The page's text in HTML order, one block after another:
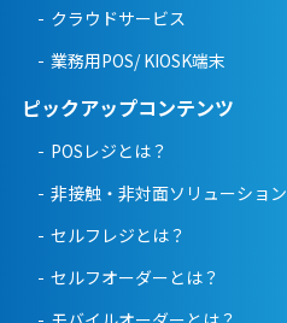
クラウドサービス
業務用POS/ KIOSK端末
ピックアップコンテンツ
POSレジとは？
非接触・非対面ソリューション
セルフレジとは？
セルフオーダーとは？